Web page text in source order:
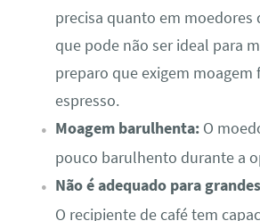
precisa quanto em moedores
que pode não ser ideal para
preparo que exigem moagem
espresso.
Moagem barulhenta:O
pouco barulhento durante a
Não é adequado para
O recipiente de café tem